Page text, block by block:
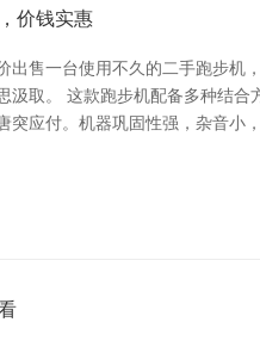
价钱实惠
出售一台使用不久的二手跑步
汲取。 这款跑步机配备多种结
突应付。机器巩固性强，杂音